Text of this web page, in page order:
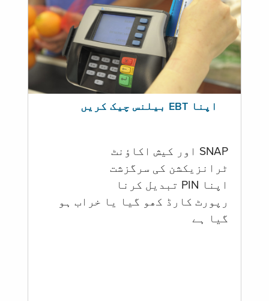
اپنا EBT بیلنس چیک کریں
SNAP اور کیش اکاؤنٹ
ٹرانزیکشن کی سرگزشت
اپنا PIN تبدیل کرنا
رپورٹ کارڈ کھو گیا یا خراب ہو
گيا ہے